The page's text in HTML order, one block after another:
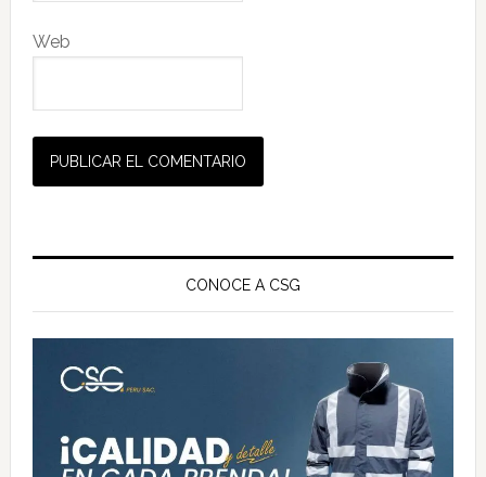
Web
Barra
principal
CONOCE A CSG